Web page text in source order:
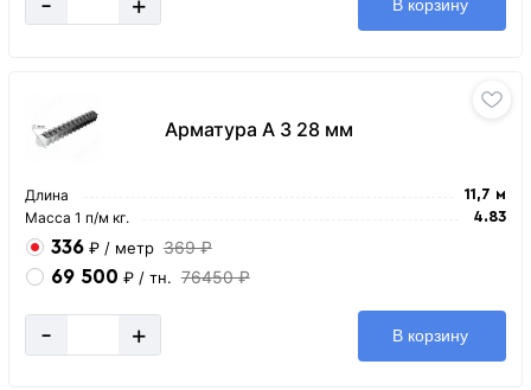
В корзину
Арматура А 3 28 мм
Длина 11,7 м
Масса 1 п/м кг. 4.83
336 ₽ / метр 369 ₽
69 500 ₽ / тн. 76450 ₽
- + В корзину